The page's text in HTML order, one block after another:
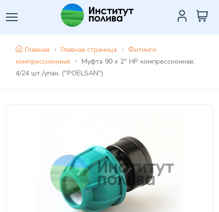
Главная Главная страница
Фитинги
компрессионные
Муфта 90 х 2" HP компрессионная,
4/24 шт./упак. ("POELSAN")